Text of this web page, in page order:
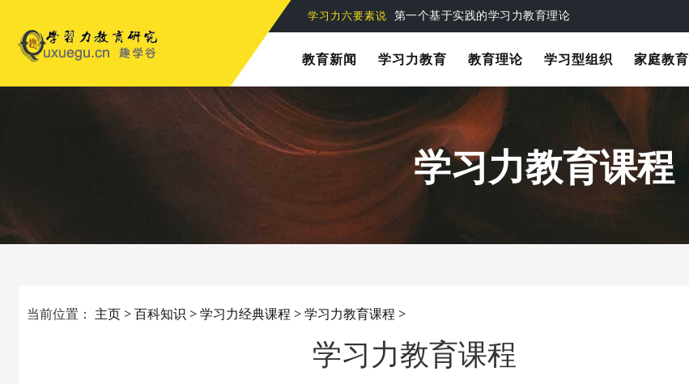
学习力教育系统思想 学习力教育中的“道法术器”完整思想体系
学习力六要素说 第一个基于实践的学习力教育理论
教育新闻 学习力教育 教育理论 学习型组织 家庭教育
学习力教育课程
当前位置： 主页 >百科知识 >学习力经典课程 >学习力教育课程 >
学习力教育课程